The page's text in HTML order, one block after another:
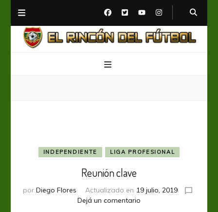
INDEPENDIENTE LIGA PROFESIONAL
Reunión clave
por Diego Flores Actualizado en 19 julio, 2019
Dejá un comentario